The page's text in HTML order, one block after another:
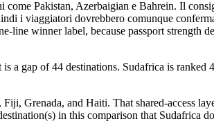
Pakistan, Azerbaigian e Bahrein. Il
i viaggiatori dovrebbero comunque
line winner label, because passport strength
a gap of 44 destinations. Sudafrica is ranked
Grenada, and Haiti. That shared-access
in this comparison that Sudafrica